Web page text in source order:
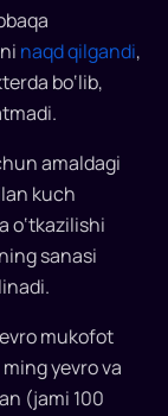
naqd qilgandi,
bo‘lib,
amaldagi
kuch
o‘tkazilishi
sanasi
mukofot
yevro va
(jami 100